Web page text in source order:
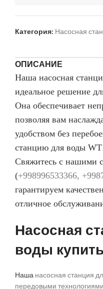
Категория: Насосная
ОПИСАНИЕ
Наша насосная
идеальное решение
Она обеспечивает
позволяя вам
удобством без
станцию для воды
Свяжитесь с нашими
(+998996533366,
гарантируем
отличное
Насосная
воды купить
Наша насосная станция
передовыми